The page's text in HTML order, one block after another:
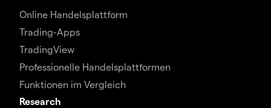
Online Handelsplattform
Trading-Apps
TradingView
Professionelle Handelsplattformen
Funktionen im Vergleich
Research